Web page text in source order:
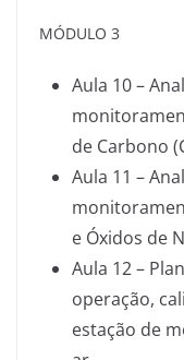
MÓDULO 3
Aula 10 –
de Carbono
Aula 11 –
e Óxidos de
Aula 12 –
operação,
estação de